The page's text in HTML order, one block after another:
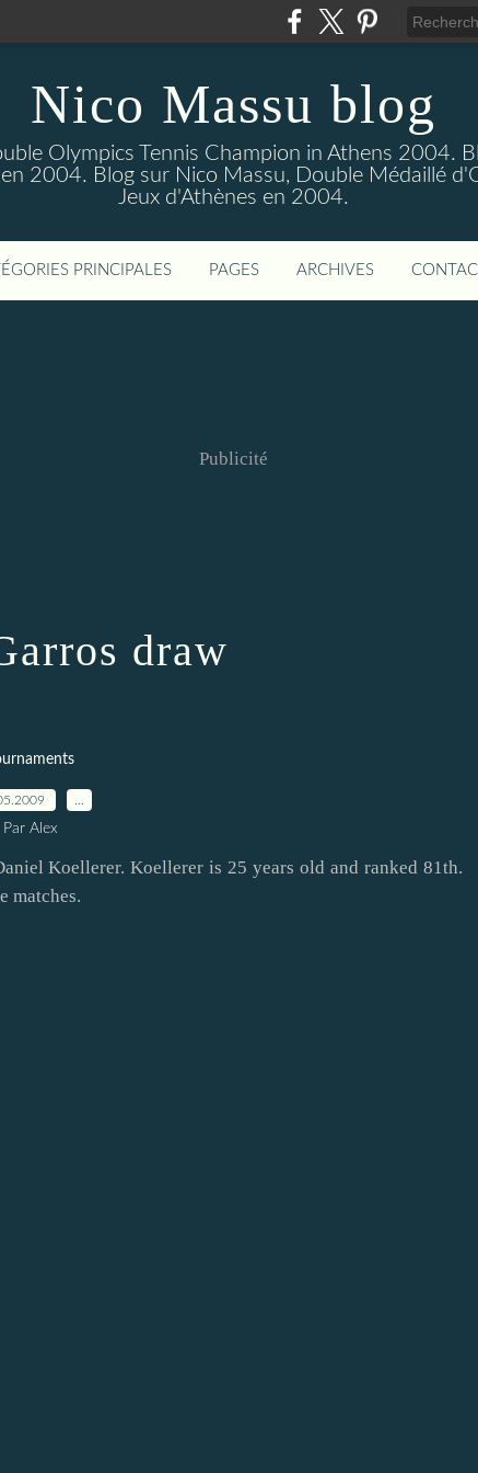
Nico Massu blog
Olympics Tennis Champion in Athens 2004.
2004. Blog sur Nico Massu, Double Médaillé
Jeux d'Athènes en 2004.
PRINCIPALES PAGES ARCHIVES
Publicité
draw
Par Alex
Koellerer. Koellerer is 25 years old and ranked 81th.
matches.